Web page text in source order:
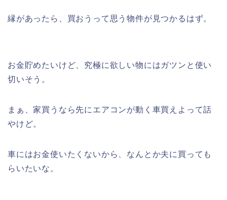
縁があったら、買おうって思う物件が見つかるはず。
お金貯めたいけど、究極に欲しい物にはガツンと使い
切いそう。
まぁ、家買うなら先にエアコンが動く車買えよって話
やけど。
車にはお金使いたくないから、なんとか夫に買っても
らいたいな。